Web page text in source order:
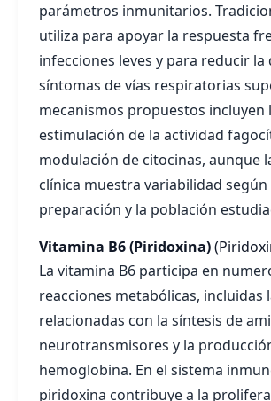
parámetros inmunitarios.
utiliza para apoyar la respuesta
infecciones leves y para reducir
síntomas de vías respiratorias
mecanismos propuestos incluyen
estimulación de la actividad
modulación de citocinas, aunque
clínica muestra variabilidad según
preparación y la población
Vitamina B6 (Piridoxina)
La vitamina B6 participa en
reacciones metabólicas, incluidas
relacionadas con la síntesis de
neurotransmisores y la
hemoglobina. En el sistema
piridoxina contribuye a la